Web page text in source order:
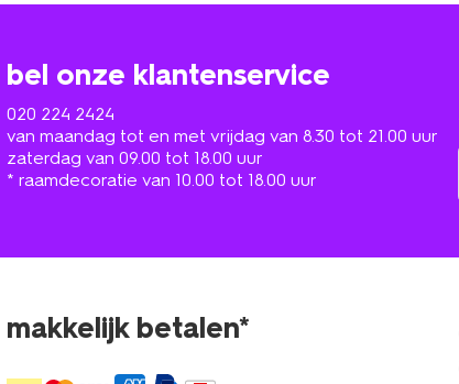
bel onze klantenservice
020 224 2424
van maandag tot en met vrijdag van 8.30 tot 21.00 uur
zaterdag van 09.00 tot 18.00 uur
* raamdecoratie van 10.00 tot 18.00 uur
makkelijk betalen*